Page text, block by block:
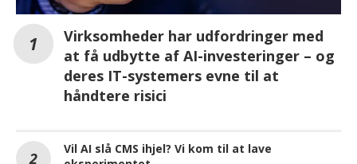
Virksomheder har udfordringer med
at få udbytte af AI-investeringer – og
deres IT-systemers evne til at
håndtere risici
Vil AI slå CMS ihjel? Vi kom til at lave